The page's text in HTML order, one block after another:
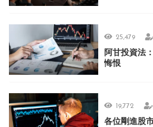
25,479
阿甘投資法
悔恨
19,772
各位剛進股